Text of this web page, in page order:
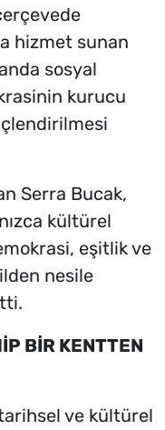
hizmet sunan
sosyal
kurucu
Serra Bucak,
kültürel
eşitlik ve
nesile
BİR KENTTEN
tarihsel ve kültürel